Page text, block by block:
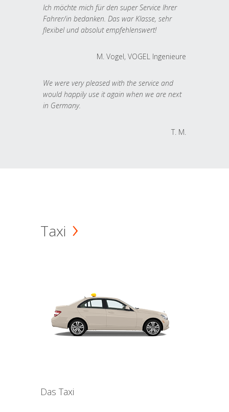
Ich möchte mich für den super Service Ihrer
Fahrer/in bedanken. Das war Klasse, sehr
flexibel und absolut empfehlenswert!
M. Vogel, VOGEL Ingenieure
We were very pleased with the service and
would happily use it again when we are next
in Germany.
T. M.
Taxi
Das Taxi